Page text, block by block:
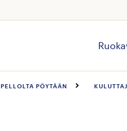
PELLOLTA PÖYTÄÄN